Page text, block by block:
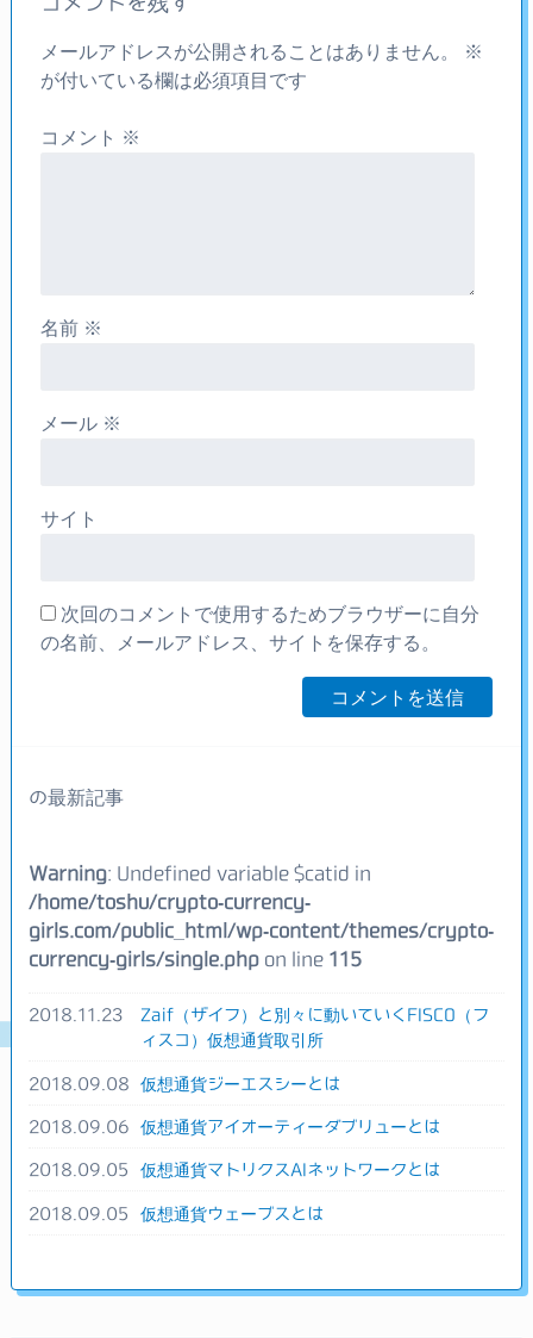
メールアドレスが公開されることはありません。
※
が付いている欄は必須項目です
コメント ※
名前 ※
メール ※
サイト
次回のコメントで使用するためブラウザーに自分
の名前、メールアドレス、サイトを保存する。
の最新記事
Warning: Undefined variable $catid in
/home/toshu/crypto-currency-
girls.com/public_html/wp-content/themes/crypto-
currency-girls/single.php on line 115
2018.11.23
Zaif（ザイフ）と別々に動いていくFISCO（フ
ィスコ）仮想通貨取引所
2018.09.08 仮想通貨ジーエスシーとは
2018.09.06 仮想通貨アイオーティーダブリューとは
2018.09.05 仮想通貨マトリクスAIネットワークとは
2018.09.05 仮想通貨ウェーブスとは